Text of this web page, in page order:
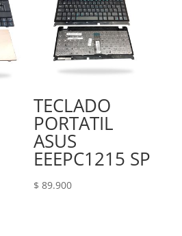
TECLADO
PORTATIL
ASUS
EEEPC1215 SP
$ 89.900